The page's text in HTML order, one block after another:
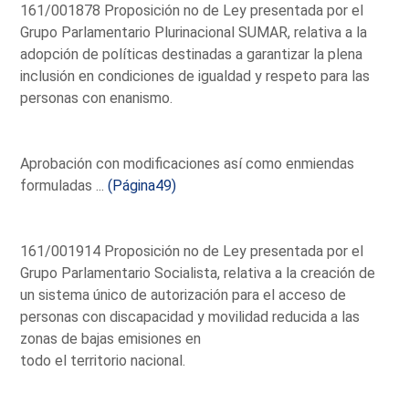
161/001878 Proposición no de Ley presentada por el
Grupo Parlamentario Plurinacional SUMAR, relativa a la
adopción de políticas destinadas a garantizar la plena
inclusión en condiciones de igualdad y respeto para las
personas con enanismo.
Aprobación con modificaciones así como enmiendas
formuladas ...(Página49)
161/001914 Proposición no de Ley presentada por el
Grupo Parlamentario Socialista, relativa a la creación de
un sistema único de autorización para el acceso de
personas con discapacidad y movilidad reducida a las
zonas de bajas emisiones en
todo el territorio nacional.